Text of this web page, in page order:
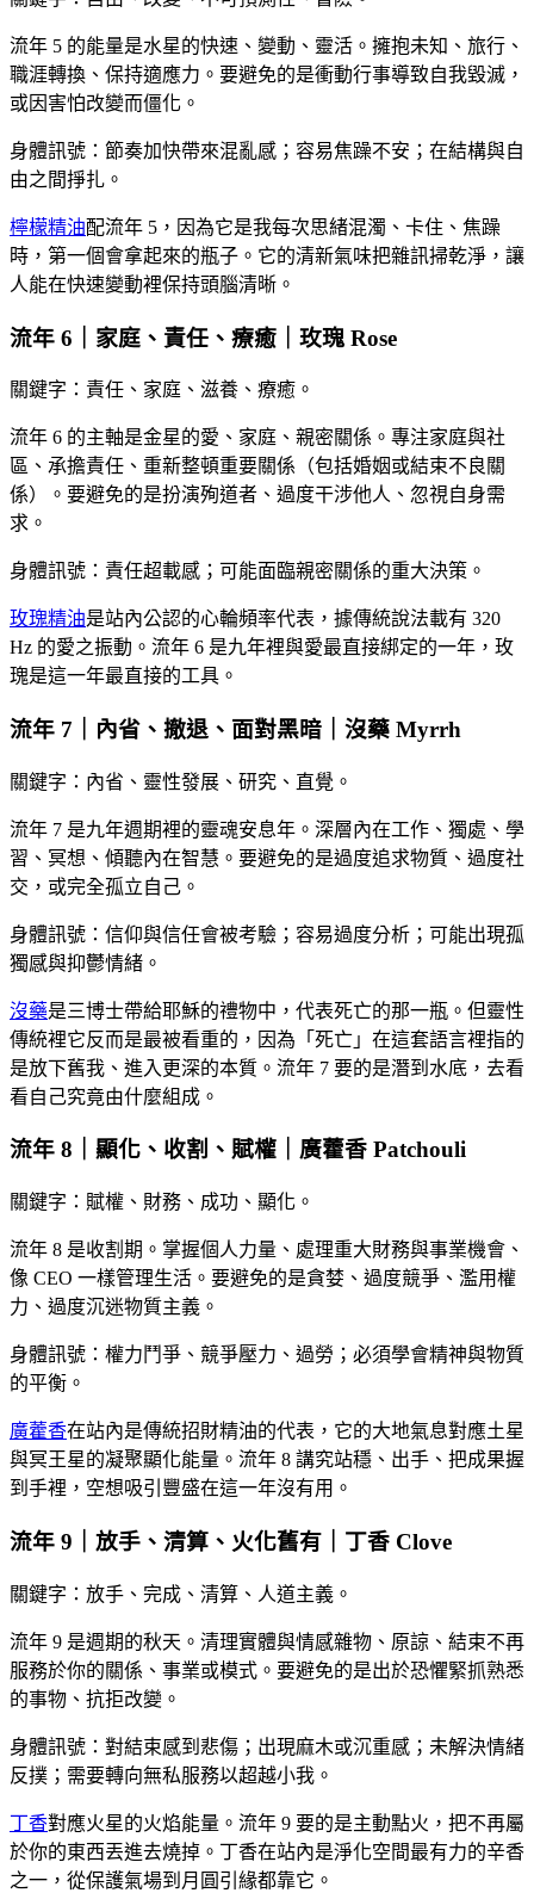
流年 5 的能量是水星的快速、變動、靈活。擁抱未知、旅行、
職涯轉換、保持適應力。要避免的是衝動行事導致自我毀滅，
或因害怕改變而僵化。
身體訊號：節奏加快帶來混亂感；容易焦躁不安；在結構與自
由之間掙扎。
檸檬精油配流年 5，因為它是我每次思緒混濁、卡住、焦躁
時，第一個會拿起來的瓶子。它的清新氣味把雜訊掃乾淨，讓
人能在快速變動裡保持頭腦清晰。
流年 6｜家庭、責任、療癒｜玫瑰 Rose
關鍵字：責任、家庭、滋養、療癒。
流年 6 的主軸是金星的愛、家庭、親密關係。專注家庭與社
區、承擔責任、重新整頓重要關係（包括婚姻或結束不良關
係）。要避免的是扮演殉道者、過度干涉他人、忽視自身需
求。
身體訊號：責任超載感；可能面臨親密關係的重大決策。
玫瑰精油是站內公認的心輪頻率代表，據傳統說法載有 320
Hz 的愛之振動。流年 6 是九年裡與愛最直接綁定的一年，玫
瑰是這一年最直接的工具。
流年 7｜內省、撤退、面對黑暗｜沒藥 Myrrh
關鍵字：內省、靈性發展、研究、直覺。
流年 7 是九年週期裡的靈魂安息年。深層內在工作、獨處、學
習、冥想、傾聽內在智慧。要避免的是過度追求物質、過度社
交，或完全孤立自己。
身體訊號：信仰與信任會被考驗；容易過度分析；可能出現孤
獨感與抑鬱情緒。
沒藥是三博士帶給耶穌的禮物中，代表死亡的那一瓶。但靈性
傳統裡它反而是最被看重的，因為「死亡」在這套語言裡指的
是放下舊我、進入更深的本質。流年 7 要的是潛到水底，去看
看自己究竟由什麼組成。
流年 8｜顯化、收割、賦權｜廣藿香 Patchouli
關鍵字：賦權、財務、成功、顯化。
流年 8 是收割期。掌握個人力量、處理重大財務與事業機會、
像 CEO 一樣管理生活。要避免的是貪婪、過度競爭、濫用權
力、過度沉迷物質主義。
身體訊號：權力鬥爭、競爭壓力、過勞；必須學會精神與物質
的平衡。
廣藿香在站內是傳統招財精油的代表，它的大地氣息對應土星
與冥王星的凝聚顯化能量。流年 8 講究站穩、出手、把成果握
到手裡，空想吸引豐盛在這一年沒有用。
流年 9｜放手、清算、火化舊有｜丁香 Clove
關鍵字：放手、完成、清算、人道主義。
流年 9 是週期的秋天。清理實體與情感雜物、原諒、結束不再
服務於你的關係、事業或模式。要避免的是出於恐懼緊抓熟悉
的事物、抗拒改變。
身體訊號：對結束感到悲傷；出現麻木或沉重感；未解決情緒
反撲；需要轉向無私服務以超越小我。
丁香對應火星的火焰能量。流年 9 要的是主動點火，把不再屬
於你的東西丟進去燒掉。丁香在站內是淨化空間最有力的辛香
之一，從保護氣場到月圓引緣都靠它。